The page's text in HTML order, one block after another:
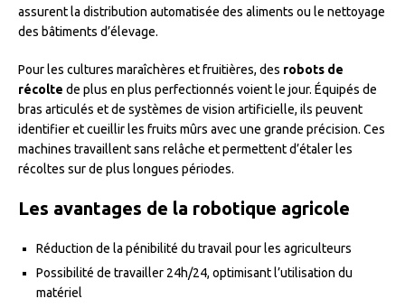
assurent la distribution automatisée des aliments ou le nettoyage
des bâtiments d’élevage.
Pour les cultures maraîchères et fruitières, des robots de
récolte de plus en plus perfectionnés voient le jour. Équipés de
bras articulés et de systèmes de vision artificielle, ils peuvent
identifier et cueillir les fruits mûrs avec une grande précision. Ces
machines travaillent sans relâche et permettent d’étaler les
récoltes sur de plus longues périodes.
Les avantages de la robotique agricole
Réduction de la pénibilité du travail pour les agriculteurs
Possibilité de travailler 24h/24, optimisant l’utilisation du
matériel